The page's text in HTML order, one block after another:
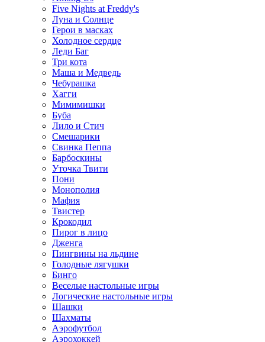
Five Nights at Freddy's
Луна и Солнце
Герои в масках
Холодное сердце
Леди Баг
Три кота
Маша и Медведь
Чебурашка
Хагги
Мимимишки
Буба
Лило и Стич
Смешарики
Свинка Пеппа
Барбоскины
Уточка Твити
Пони
Монополия
Мафия
Твистер
Крокодил
Пирог в лицо
Дженга
Пингвины на льдине
Голодные лягушки
Бинго
Веселые настольные игры
Логические настольные игры
Шашки
Шахматы
Аэрофутбол
Аэрохоккей